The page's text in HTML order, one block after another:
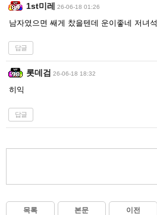
1st미레 26-06-18 01:26
남자였으면 쌔게 찼을텐데 운이좋네 저녀석
답글
롯데검 26-06-18 18:32
히익
답글
목록 본문 이전